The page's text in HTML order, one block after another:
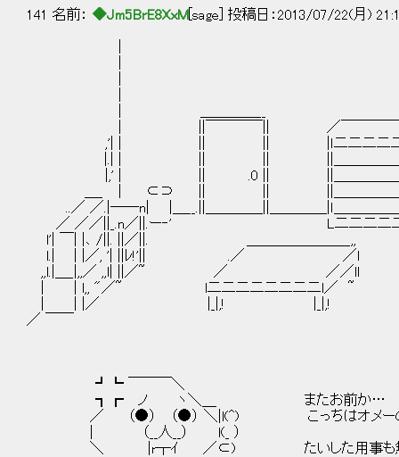
141 名前： ◆Jm5BrE8XxM [sage] 投稿日：2013/07/22(月)
| ||￣￣￣￣|| ／￣￣￣
,'| | || || |ｌ二二二二二
|,' | || .0 || ||＿＿＿＿＿
＿_ ｜ ⊂⊃ || || ||＿＿＿＿
..／ ／.|――n| |＿__.||＿＿＿＿||＿＿＿＿|ｌ＿
／ ／／||_.n／||.ー‐' L二二二二二｣|＿||
l'| ￣| |､ /||. ||／||. ＿＿＿＿＿＿＿_,,
l.| | |／, '| ||ﾚ!'|| .／ ／l
,,l.|＿_|,,／ ,,l| ||／~ ／ ／／ll
| | l,, "／~ l二二二二二二二二l／ ~
| | |／ |_|,! |_|,!
／ ￣￣
┛┗ ￣￣￣＼
┓┏ ノ ヽ＼＿ またお前か…
／ （●） （●） ＼|l(^) こっちはオメーの声な
| （__人__） l(_ ）
＼ |r┬ｲ ／⊂) たいした用事も無く電話し